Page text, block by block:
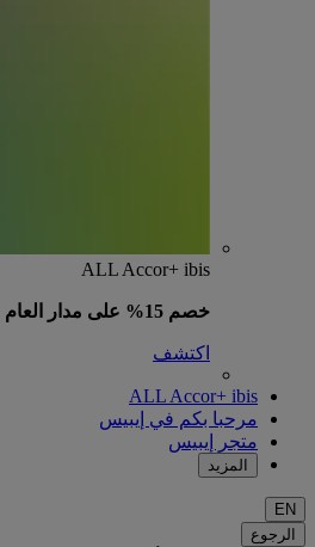
ALL Accor+ ibis
خصم 15% على مدار العام
اكتشف
ALL Accor+ ibis
مرحبا بكم في إيبيس
متجر إيبيس
المزيد
EN
الرجوع